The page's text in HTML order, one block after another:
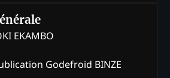
EKAMBO
Godefroid BINZE